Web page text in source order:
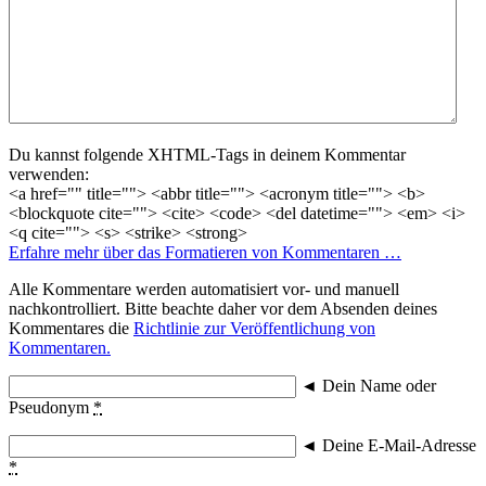
Du kannst folgende XHTML-Tags in deinem Kommentar
verwenden:
<a href="" title=""> <abbr title=""> <acronym title=""> <b>
<blockquote cite=""> <cite> <code> <del datetime=""> <em> <i>
<q cite=""> <s> <strike> <strong>
Erfahre mehr über das Formatieren von Kommentaren …
Alle Kommentare werden automatisiert vor- und manuell
nachkontrolliert. Bitte beachte daher vor dem Absenden deines
Kommentares die Richtlinie zur Veröffentlichung von
Kommentaren.
◄ Dein Name oder
Pseudonym *
◄ Deine E-Mail-Adresse
*